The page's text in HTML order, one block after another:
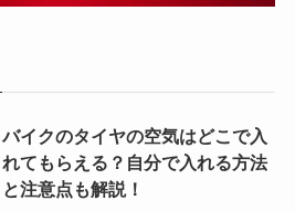
バイクのタイヤの空気はどこで入
れてもらえる？自分で入れる方法
と注意点も解説！